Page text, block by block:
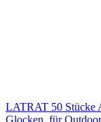
LATRAT 50 Stücke